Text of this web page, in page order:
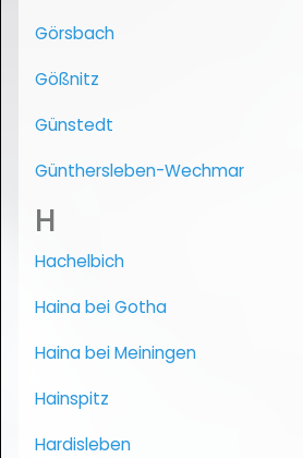
Görsbach
Gößnitz
Günstedt
Günthersleben-Wechmar
H
Hachelbich
Haina bei Gotha
Haina bei Meiningen
Hainspitz
Hardisleben